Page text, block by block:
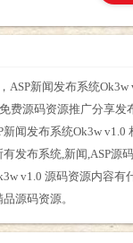
ASP新闻发布系统
费源码资源推广分享发
闻发布系统Ok3w
发布系统,新闻,ASP源
v1.0 源码资源内容有
源码资源。